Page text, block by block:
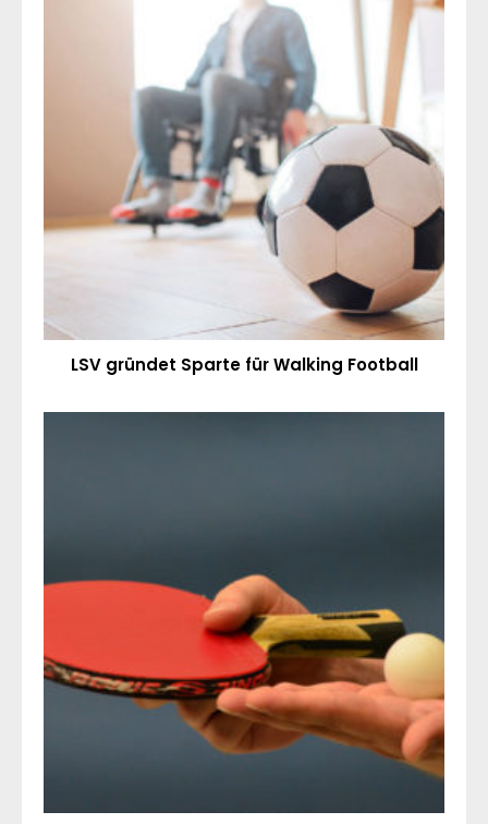
LSV gründet Sparte für Walking Football